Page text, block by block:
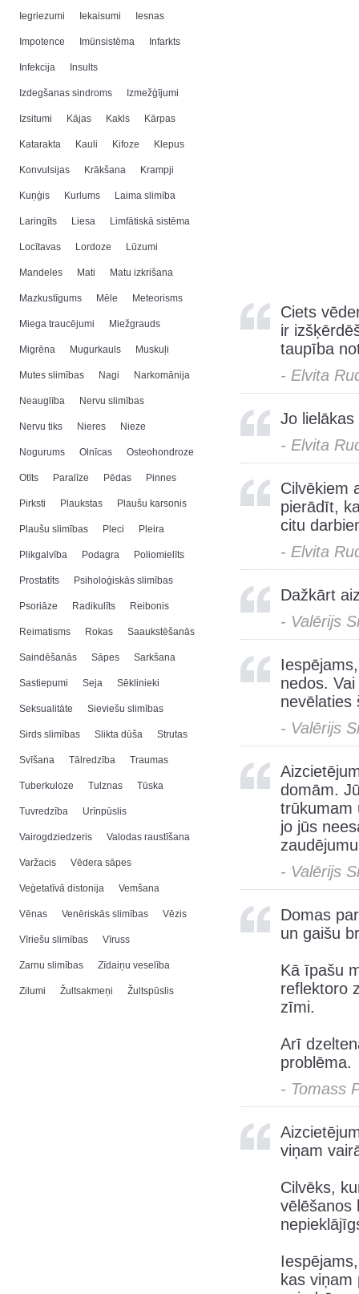
Iegriezumi Iekaisumi Iesnas
Impotence Imūnsistēma Infarkts
Infekcija Insults
Izdegšanas sindroms Izmežģījumi
Izsitumi Kājas Kakls Kārpas
Katarakta Kauli Kifoze Klepus
Konvulsijas Krākšana Krampji
Kuņģis Kurlums Laima slimība
Laringīts Liesa Limfātiskā sistēma
Locītavas Lordoze Lūzumi
Mandeles Mati Matu izkrišana
Mazkustīgums Mēle Meteorisms
Miega traucējumi Miežgrauds
Migrēna Mugurkauls Muskuļi
Mutes slimības Nagi Narkomānija
Neauglība Nervu slimības
Nervu tiks Nieres Nieze
Nogurums Olnīcas Osteohondroze
Otīts Paralīze Pēdas Pinnes
Pirksti Plaukstas Plaušu karsonis
Plaušu slimības Pleci Pleira
Plikgalvība Podagra Poliomielīts
Prostatīts Psiholoģiskās slimības
Psoriāze Radikulīts Reibonis
Reimatisms Rokas Saaukstēšanās
Saindēšanās Sāpes Sarkšana
Sastiepumi Seja Sēklinieki
Seksualitāte Sieviešu slimības
Sirds slimības Slikta dūša Strutas
Svīšana Tālredzība Traumas
Tuberkuloze Tulznas Tūska
Tuvredzība Urīnpūslis
Vairogdziedzeris Valodas raustīšana
Varžacis Vēdera sāpes
Veģetatīvā distonija Vemšana
Vēnas Venēriskās slimības Vēzis
Vīriešu slimības Vīruss
Zarnu slimības Zīdaiņu veselība
Zilumi Žultsakmeņi Žultspūslis
Ciets
ir
taupība
- Elvita
Jo
- Elvita
Cilvēkiem
pierādīt,
citu
- Elvita
Dažkārt
- Valērijs
nedos.
nevēlaties
- Valērijs
domām.
trūkumam
jo jūs
- Valērijs
Domas
un gaišu
Kā īpašu
reflektoro
zīmi.
Arī
problēma.
- Tomass
viņam
Cilvēks,
vēlēšanos
kas